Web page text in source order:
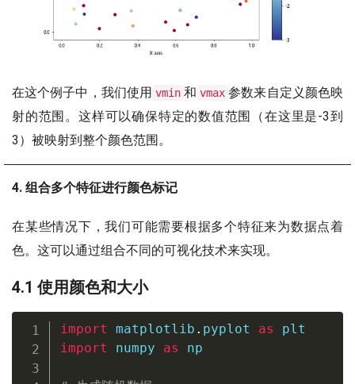
在这个例子中，我们使用 vmin 和 vmax 参数来自定义颜色映
射的范围。这样可以确保特定的数值范围（在这里是-3到
3）被映射到整个颜色范围。
4. 组合多个特征进行颜色标记
在某些情况下，我们可能需要根据多个特征来为数据点着
色。这可以通过组合不同的可视化技术来实现。
4.1 使用颜色和大小
import matplotlib . pyplot as
import numpy as np